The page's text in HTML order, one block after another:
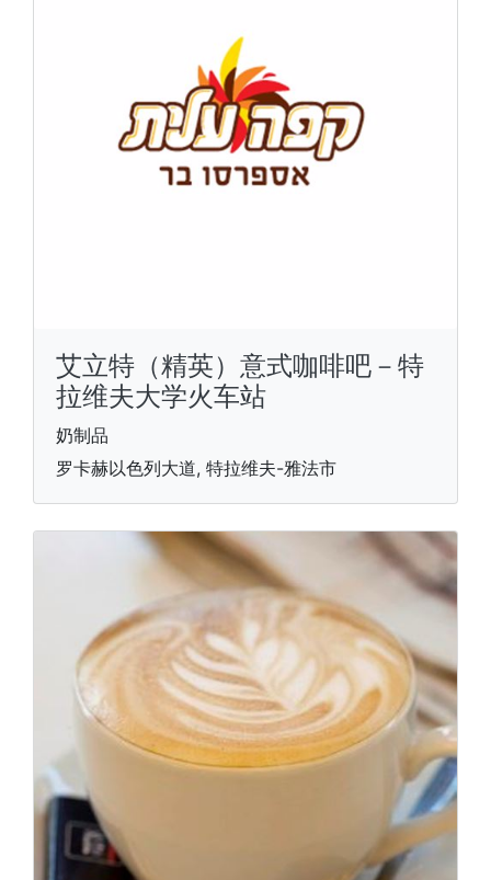
艾立特（精英）意式咖啡吧－特
拉维夫大学火车站
奶制品
罗卡赫以色列大道, 特拉维夫-雅法市